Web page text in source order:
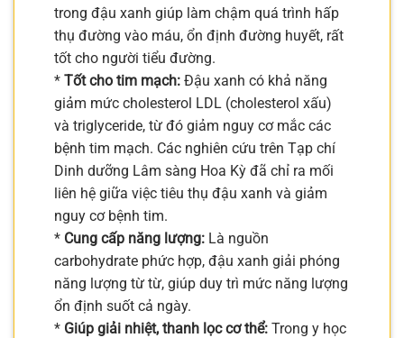
trong đậu xanh giúp làm chậm quá trình hấp
thụ đường vào máu, ổn định đường huyết, rất
tốt cho người tiểu đường.
* Tốt cho tim mạch: Đậu xanh có khả năng
giảm mức cholesterol LDL (cholesterol xấu)
và triglyceride, từ đó giảm nguy cơ mắc các
bệnh tim mạch. Các nghiên cứu trên Tạp chí
Dinh dưỡng Lâm sàng Hoa Kỳ đã chỉ ra mối
liên hệ giữa việc tiêu thụ đậu xanh và giảm
nguy cơ bệnh tim.
* Cung cấp năng lượng: Là nguồn
carbohydrate phức hợp, đậu xanh giải phóng
năng lượng từ từ, giúp duy trì mức năng lượng
ổn định suốt cả ngày.
* Giúp giải nhiệt, thanh lọc cơ thể: Trong y học